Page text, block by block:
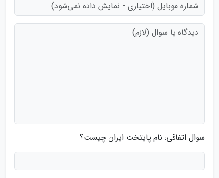
سوال اتفاقی: نام پایتخت ایران چیست؟